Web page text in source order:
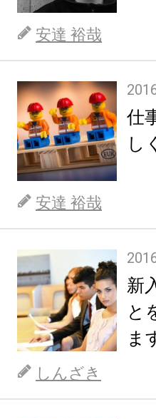
安達 裕哉
仕
し
安達 裕哉
新
と
ま
しんざき